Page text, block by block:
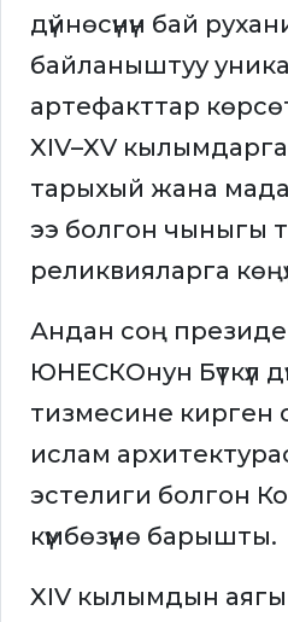
дүйнөсүнүн бай
байланыштуу
артефакттар
XIV–XV
тарыхый жана
ээ болгон чыныгы
реликвияларга
Андан соң
ЮНЕСКОнун Бүткүл
тизмесине кирген
ислам
эстелиги болгон
күмбөзүнө барышты.
XIV кылымдын